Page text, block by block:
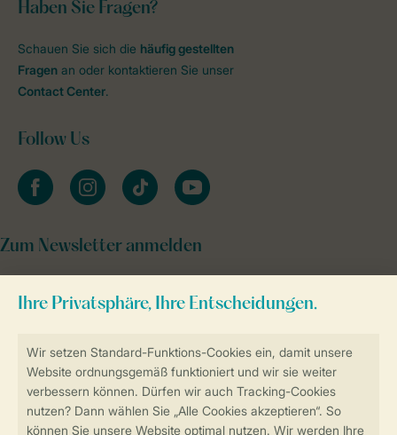
Sicher und schnell zur Online-Buchung
Haben Sie Fragen?
Schauen Sie sich die häufig gestellten
Fragen an oder kontaktieren Sie unser
Contact Center.
Follow Us
facebookinstagramtiktok youtube
Zum Newsletter anmelden